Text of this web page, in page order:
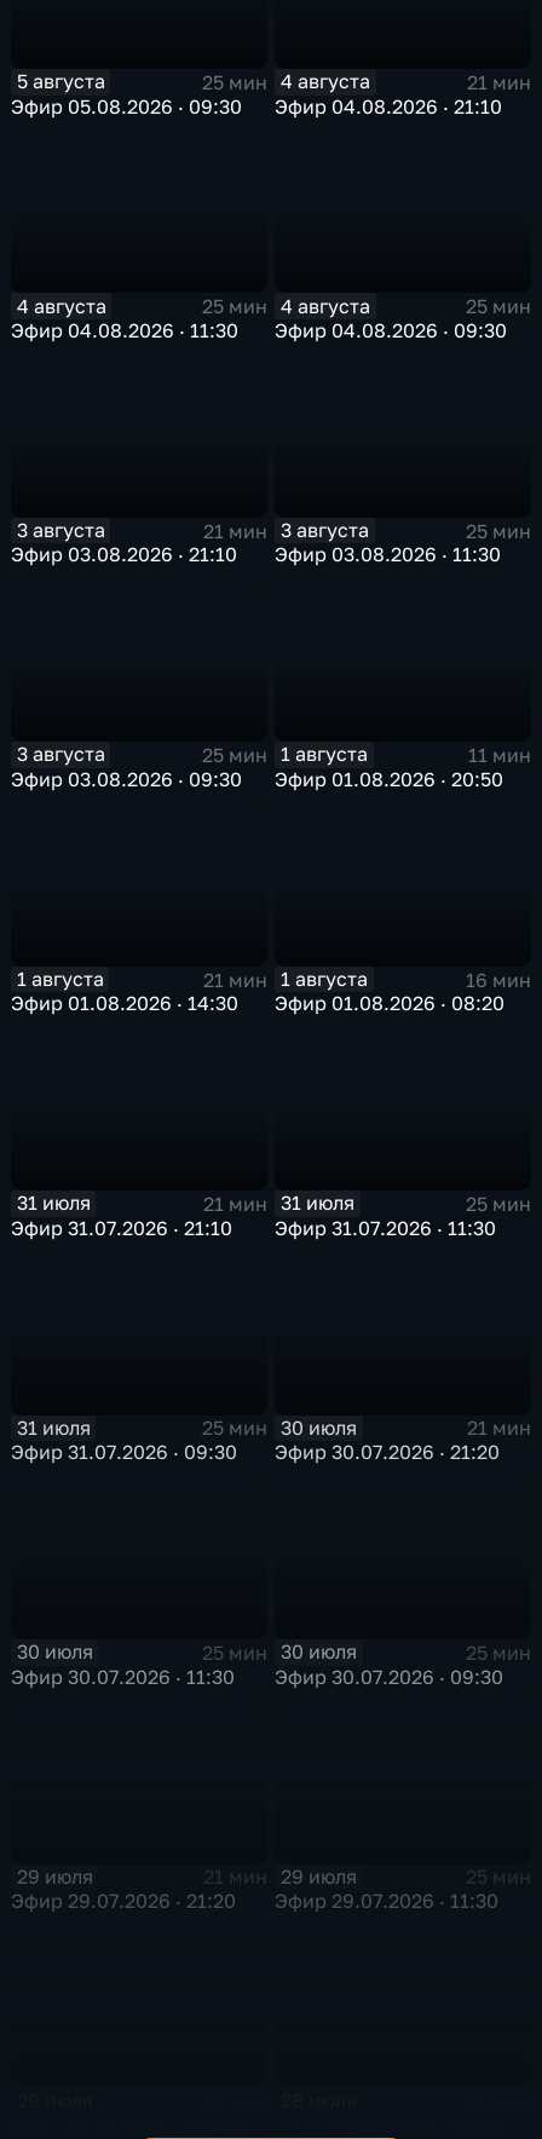
5 августа
25 мин
Эфир 05.08.2026 · 09:30
4 августа
21 мин
Эфир 04.08.2026 · 21:10
4 августа
25 мин
Эфир 04.08.2026 · 11:30
4 августа
25 мин
Эфир 04.08.2026 · 09:30
3 августа
21 мин
Эфир 03.08.2026 · 21:10
3 августа
25 мин
Эфир 03.08.2026 · 11:30
3 августа
25 мин
Эфир 03.08.2026 · 09:30
1 августа
11 мин
Эфир 01.08.2026 · 20:50
1 августа
21 мин
Эфир 01.08.2026 · 14:30
1 августа
16 мин
Эфир 01.08.2026 · 08:20
31 июля
21 мин
Эфир 31.07.2026 · 21:10
31 июля
25 мин
Эфир 31.07.2026 · 11:30
31 июля
25 мин
Эфир 31.07.2026 · 09:30
30 июля
21 мин
Эфир 30.07.2026 · 21:20
30 июля
25 мин
Эфир 30.07.2026 · 11:30
30 июля
25 мин
Эфир 30.07.2026 · 09:30
29 июля
21 мин
Эфир 29.07.2026 · 21:20
29 июля
25 мин
Эфир 29.07.2026 · 11:30